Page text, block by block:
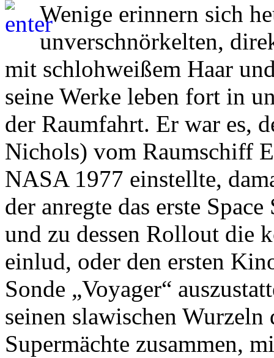
Wenige erinnern sich
unverschnörkelten,
mit schlohweißem Haar
seine Werke leben fort in
der Raumfahrt. Er war es,
Nichols) vom Raumschiff
NASA 1977 einstellte,
der anregte das erste
und zu dessen Rollout die
einlud, oder den ersten
Sonde „Voyager“
seinen slawischen
Supermächte zusammen,